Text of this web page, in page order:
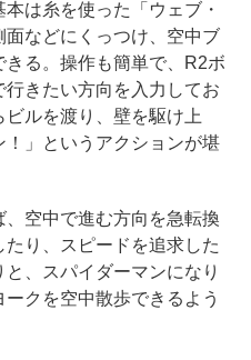
は糸を使った「ウェブ・
などにくっつけ、空中ブ
る。操作も簡単で、R2ボ
きたい方向を入力してお
ルを渡り、壁を駆け上
！」というアクションが堪
空中で進む方向を急転換
り、スピードを追求した
、スパイダーマンになり
クを空中散歩できるよう